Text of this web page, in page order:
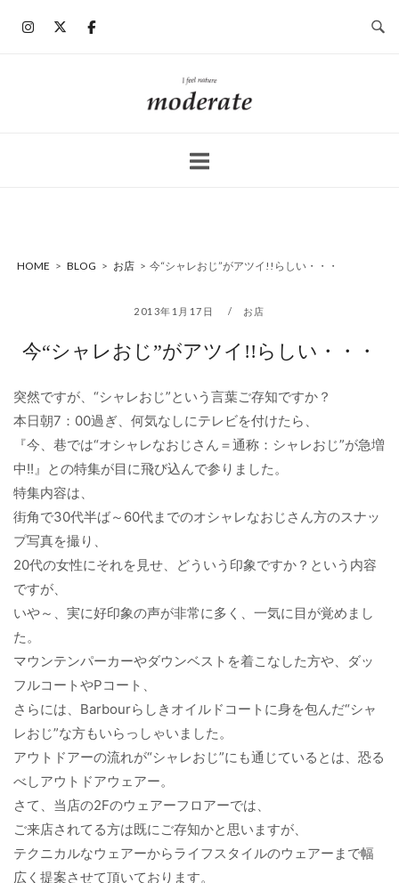
ホ
ー
HOME > BLOG > お店 > 今“シャレおじ”がアツイ!!らしい・・・
2013年1月17日 お店
今“シャレおじ”がアツイ!!らしい・・・
突然ですが、“シャレおじ”という言葉ご存知ですか？
本日朝7：00過ぎ、何気なしにテレビを付けたら、
『今、巷では“オシャレなおじさん＝通称：シャレおじ”が急増
中!!』との特集が目に飛び込んで参りました。
特集内容は、
街角で30代半ば～60代までのオシャレなおじさん方のスナッ
プ写真を撮り、
20代の女性にそれを見せ、どういう印象ですか？という内容
ですが、
いや～、実に好印象の声が非常に多く、一気に目が覚めまし
た。
マウンテンパーカーやダウンベストを着こなした方や、ダッ
フルコートやPコート、
さらには、Barbourらしきオイルドコートに身を包んだ“シャ
レおじ”な方もいらっしゃいました。
アウトドアーの流れが“シャレおじ”にも通じているとは、恐る
べしアウトドアウェアー。
さて、当店の2Fのウェアーフロアーでは、
ご来店されてる方は既にご存知かと思いますが、
テクニカルなウェアーからライフスタイルのウェアーまで幅
広く提案させて頂いております。